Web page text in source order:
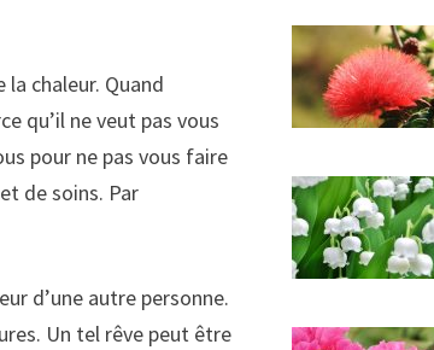
chaleur. Quand
qu’il ne veut pas vous
pour ne pas vous faire
de soins. Par
d’une autre personne.
Un tel rêve peut être